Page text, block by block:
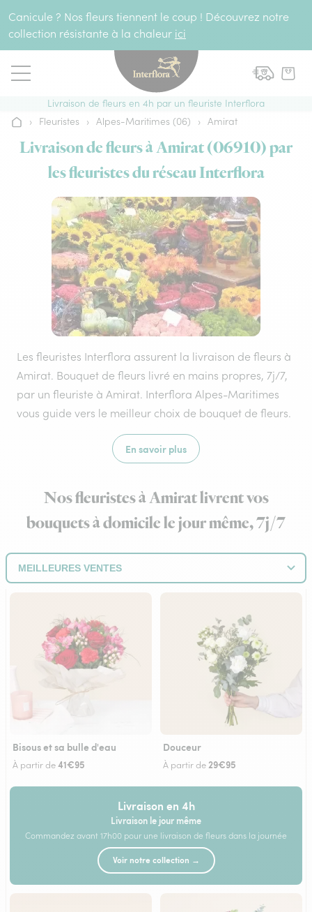
Canicule ? Nos fleurs tiennent le coup ! Découvrez notre
collection résistante à la chaleur ici
Livraison de fleurs en 4h par un fleuriste Interflora
Accueil
› Fleuristes › Alpes-Maritimes (06) › Amirat
Livraison de fleurs à Amirat (06910) par
les fleuristes du réseau Interflora
Les fleuristes Interflora assurent la livraison de fleurs à
Amirat. Bouquet de fleurs livré en mains propres, 7j/7,
par un fleuriste à Amirat. Interflora Alpes-Maritimes
vous guide vers le meilleur choix de bouquet de fleurs.
En savoir plus
Nos fleuristes à Amirat livrent vos
bouquets à domicile le jour même, 7j/7
Bisous et sa bulle d'eau
À partir de41€95
Douceur
À partir de29€95
Livraison en 4h
Livraison le jour même
Commandez avant 17h00 pour une livraison de fleurs dans la journée
Voir notre collection →